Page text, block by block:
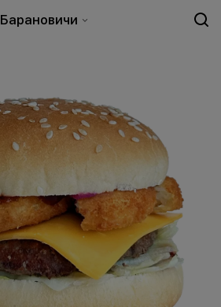
Барановичи